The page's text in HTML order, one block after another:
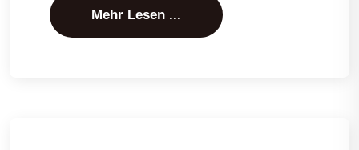
Mehr Lesen ...